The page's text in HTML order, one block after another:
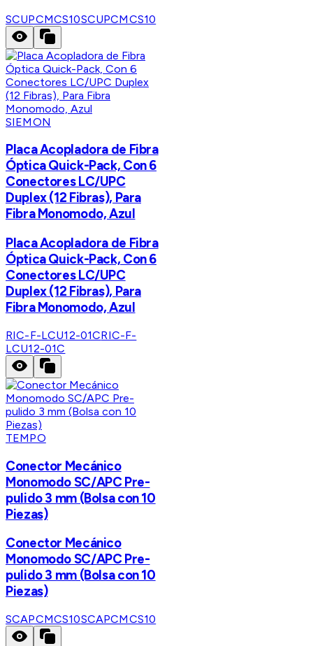
SCUPCMCS10SCUPCMCS10
SIEMON
Placa Acopladora de Fibra
Óptica Quick-Pack, Con 6
Conectores LC/UPC
Duplex (12 Fibras), Para
Fibra Monomodo, Azul
Placa Acopladora de Fibra
Óptica Quick-Pack, Con 6
Conectores LC/UPC
Duplex (12 Fibras), Para
Fibra Monomodo, Azul
RIC-F-LCU12-01CRIC-F-
LCU12-01C
TEMPO
Conector Mecánico
Monomodo SC/APC Pre-
pulido 3 mm (Bolsa con 10
Piezas)
Conector Mecánico
Monomodo SC/APC Pre-
pulido 3 mm (Bolsa con 10
Piezas)
SCAPCMCS10SCAPCMCS10